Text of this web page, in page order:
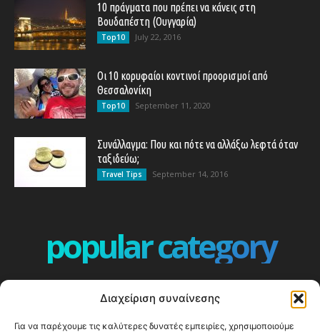
Διαχείριση συναίνεσης
Για να παρέχουμε τις καλύτερες δυνατές εμπειρίες, χρησιμοποιούμε
10 πράγματα που πρέπει να κάνεις στη
Βουδαπέστη (Ουγγαρία)
Top10 July 22, 2016
Οι 10 κορυφαίοι κοντινοί προορισμοί από
Θεσσαλονίκη
Top10 September 11, 2020
Συνάλλαγμα: Που και πότε να αλλάξω λεφτά όταν
ταξιδεύω;
Travel Tips September 14, 2016
popular category
360